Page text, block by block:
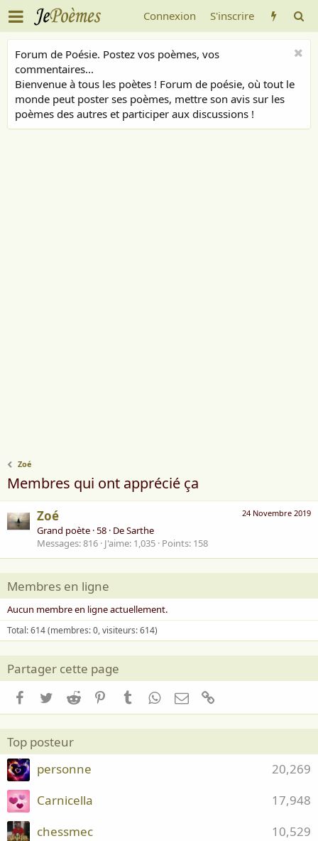
Connexion S'inscrire
Forum de Poésie. Postez vos poèmes, vos
commentaires...
Bienvenue à tous les poètes ! Forum de poésie, où tout le
monde peut poster ses poèmes, mettre son avis sur les
poèmes des autres et participer aux discussions !
Zoé
Membres qui ont apprécié ça
24 Novembre 2019
Zoé
Grand poète ·58 · DeSarthe
Messages 816 J'aime 1,035 Points 158
Membres en ligne
Aucun membre en ligne actuellement.
Total: 614 (membres: 0, visiteurs: 614)
Partager cette page
Facebook
TwitterReddit PinterestTumblrWhatsApp
Email
Top posteur
20,269
personne
17,948
Carnicella
10,529
chessmec